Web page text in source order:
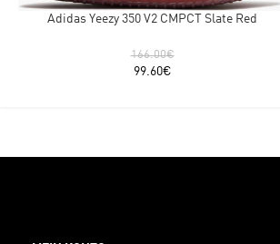
Adidas Yeezy 350 V2 CMPCT Slate Red
166.00€
99.60€